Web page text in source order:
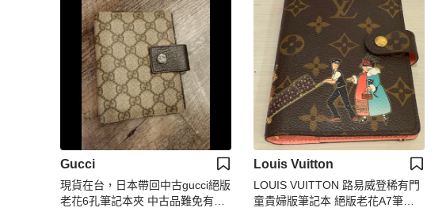
Gucci
現貨在台，日本帶回中古gucci絕版
老花6孔筆記本夾 中古品難免有歲
Louis Vuitton
LOUIS VUITTON 路易威登稀有門
童貴婦版筆記本 絕版老花A7筆記